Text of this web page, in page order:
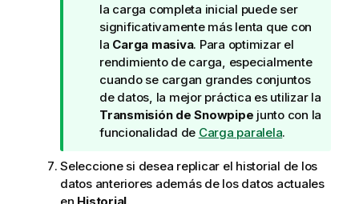
o
t
a
d
e
s
u
g
r
e
la carga completa inicial puede ser
significativamente más lenta que con
la Carga masiva. Para optimizar el
rendimiento de carga, especialmente
cuando se cargan grandes conjuntos
de datos, la mejor práctica es utilizar la
Transmisión de Snowpipe junto con la
funcionalidad de Carga paralela.
Seleccione si desea replicar el historial de los
datos anteriores además de los datos actuales